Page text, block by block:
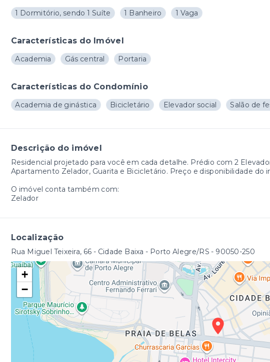
1 Dormitório, sendo 1 Suíte 1 Banheiro 1 Vaga
Características do Imóvel
Academia Gás central Portaria
Características do Condomínio
Academia de ginástica Bicicletário Elevador social Salão de
Descrição do imóvel
Residencial projetado para você em cada detalhe. Prédio com 2
Apartamento Zelador, Guarita e Bicicletário. Preço e disponibilidade do
O imóvel conta também com:
Zelador
Localização
Rua Miguel Teixeira, 66 - Cidade Baixa - Porto Alegre/RS - 90050-250
+
−